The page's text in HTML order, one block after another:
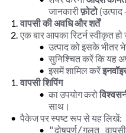
जानकारी फ़ोटो (उत्पाद
वापसी की अवधि और शर्तें
एक बार आपका रिटर्न स्वीकृत हो
उत्पाद को इसके भीतर
सुनिश्चित करें कि यह
इसमें शामिल करें
वापसी शिपिंग
का उपयोग करो
साथ।
पैकेज पर स्पष्ट रूप से यह लिखें:
"दोषपूर्ण/गलत